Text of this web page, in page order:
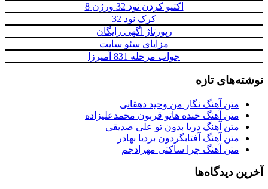
اكتيو كردن نود 32 ورژن 8
کرک نود 32
رپورتاژ اگهی رایگان
مزایای سئو سایت
جواب مرحله 831 آمیرزا
نوشته‌های تازه
متن آهنگ نگار من وحید دهقانی
متن آهنگ خنده هاتو قربون محمدعلیزاده
متن آهنگ دریا بدون تو علی صدیقی
متن آهنگ آفتابگردون بردیا بهادر
متن آهنگ چرا ساکتی مهرادجم
آخرین دیدگاه‌ها